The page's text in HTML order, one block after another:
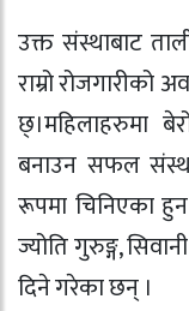
उक्त संस्थाबाट
राम्रो रोजगारीको
छ्।महिलाहरुमा
बनाउन सफल
रूपमा चिनिएका
ज्योति गुरुङ्ग,
दिने गरेका छन् ।